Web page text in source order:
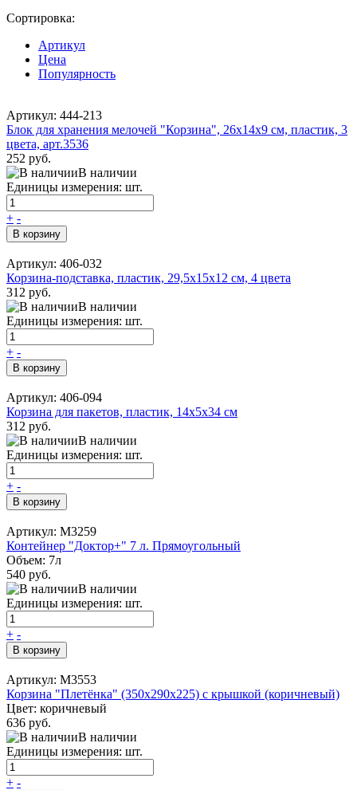
Сортировка:
Артикул
Цена
Популярность
Артикул: 444-213
Блок для хранения мелочей "Корзина", 26x14x9 см, пластик, 3
цвета, арт.3536
252 руб.
В наличии
Единицы измерения: шт.
+ -
В корзину
Артикул: 406-032
Корзина-подставка, пластик, 29,5х15х12 см, 4 цвета
312 руб.
В наличии
Единицы измерения: шт.
+ -
В корзину
Артикул: 406-094
Корзина для пакетов, пластик, 14x5x34 см
312 руб.
В наличии
Единицы измерения: шт.
+ -
В корзину
Артикул: М3259
Контейнер "Доктор+" 7 л. Прямоугольный
Объем: 7л
540 руб.
В наличии
Единицы измерения: шт.
+ -
В корзину
Артикул: М3553
Корзина "Плетёнка" (350х290х225) с крышкой (коричневый)
Цвет: коричневый
636 руб.
В наличии
Единицы измерения: шт.
+ -